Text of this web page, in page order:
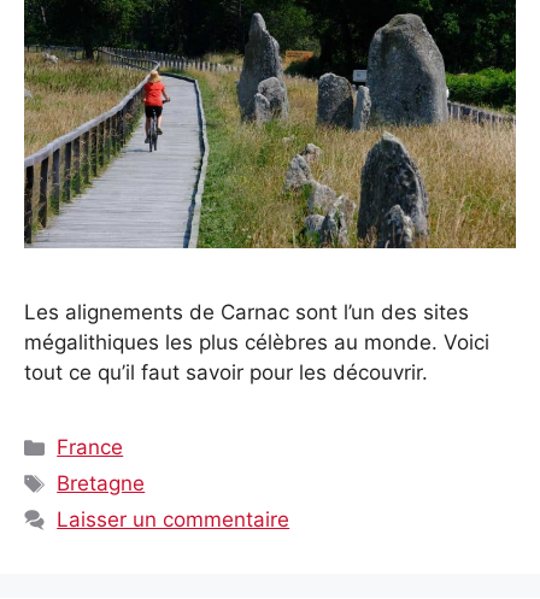
Les alignements de Carnac sont l’un des sites
mégalithiques les plus célèbres au monde. Voici
tout ce qu’il faut savoir pour les découvrir.
Catégories
France
Étiquettes
Bretagne
Laisser un commentaire